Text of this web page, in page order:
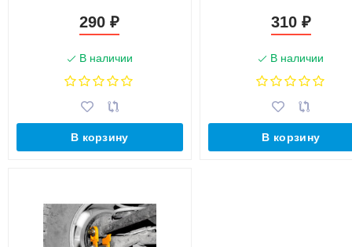
290₽
В наличии
В корзину
310 ₽
В наличии
В корзину